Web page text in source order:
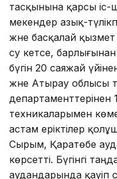
тасқынына қарсы іс-
мекендер азық-
және басқалай
су кетсе,
бүгін 20 саяжай
және Атырау облысы
техникаларымен
астам еріктілер
Сырым, Қаратөбе
көрсетті. Бүгінгі
аудандарында қауіп